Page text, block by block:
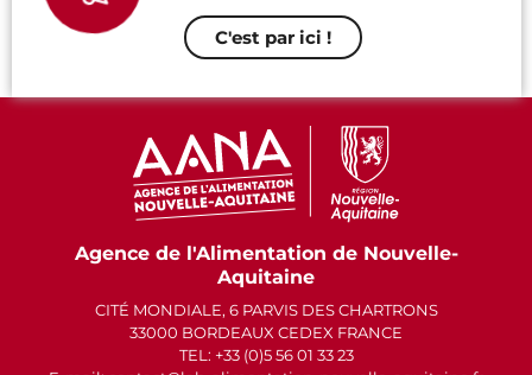
C'est par ici !
Agence de l'Alimentation de Nouvelle-
Aquitaine
CITÉ MONDIALE, 6 PARVIS DES CHARTRONS
33000 BORDEAUX CEDEX FRANCE
TEL: +33 (0)5 56 01 33 23